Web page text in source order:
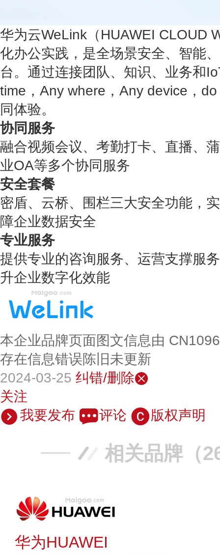
华为云WeLink（HUAWEI CLOUD
化办公实践，是全场景安全、智能
台。通过连接团队、知识、业务和
time，Any where，Any device，
同体验。
协同服务
融合视频会议、考勤打卡、直播、
业OA等多个协同服务
安全套餐
密盾、云桥、围栏三大安全功能，
障企业数据安全
专业服务
提供专业的咨询服务、运营支撑服
升企业数字化效能
本企业品牌页面图文信息由
存在信息错误陈旧未更新
2024-03-25 纠错/删除
关注
我要发布
评论 版权声明
相关品牌（
华为HUAWEI